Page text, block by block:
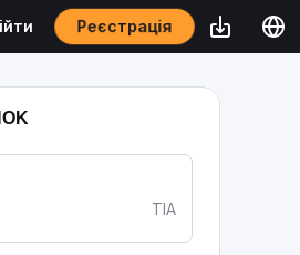
Реєстрація
TIA